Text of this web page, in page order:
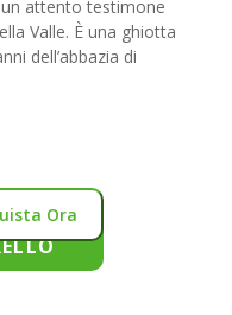
attento testimone
Valle. È una ghiotta
dell’abbazia di
Ora